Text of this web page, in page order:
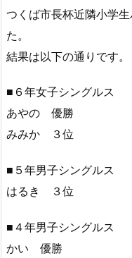
つくば市長杯近隣小学
た。
結果は以下の通りです。
■６年女子シングルス
あやの 優勝
みみか ３位
■５年男子シングルス
はるき ３位
■４年男子シングルス
かい 優勝